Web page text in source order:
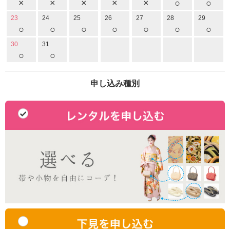
× × × × × ○ ○
23
○
24
○
25
○
26
○
27
○
28
○
29
○
30
○
31
○
申し込み種別